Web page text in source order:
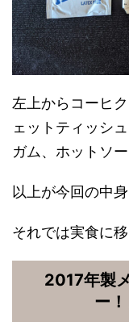
左上からコーヒ
ェットティッシ
ガム、ホットソー
以上が今回の中身
それでは実食に移
2017年製
ー